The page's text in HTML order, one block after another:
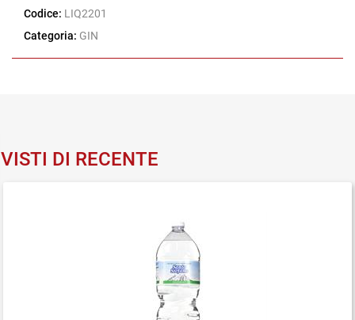
Codice: LIQ2201
Categoria: GIN
VISTI DI RECENTE